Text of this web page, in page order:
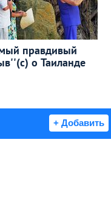
правдивый
о Таиланде
+ Добавить